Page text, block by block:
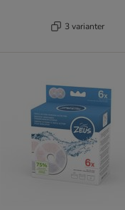
3 varianter